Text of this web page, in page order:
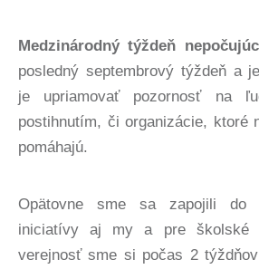
Medzinárodný týždeň
posledný septembrový týždeň a
je upriamovať pozornosť na
postihnutím, či organizácie, ktoré
pomáhajú.
Opätovne sme sa zapojili do
iniciatívy aj my a pre školské
verejnosť sme si počas 2